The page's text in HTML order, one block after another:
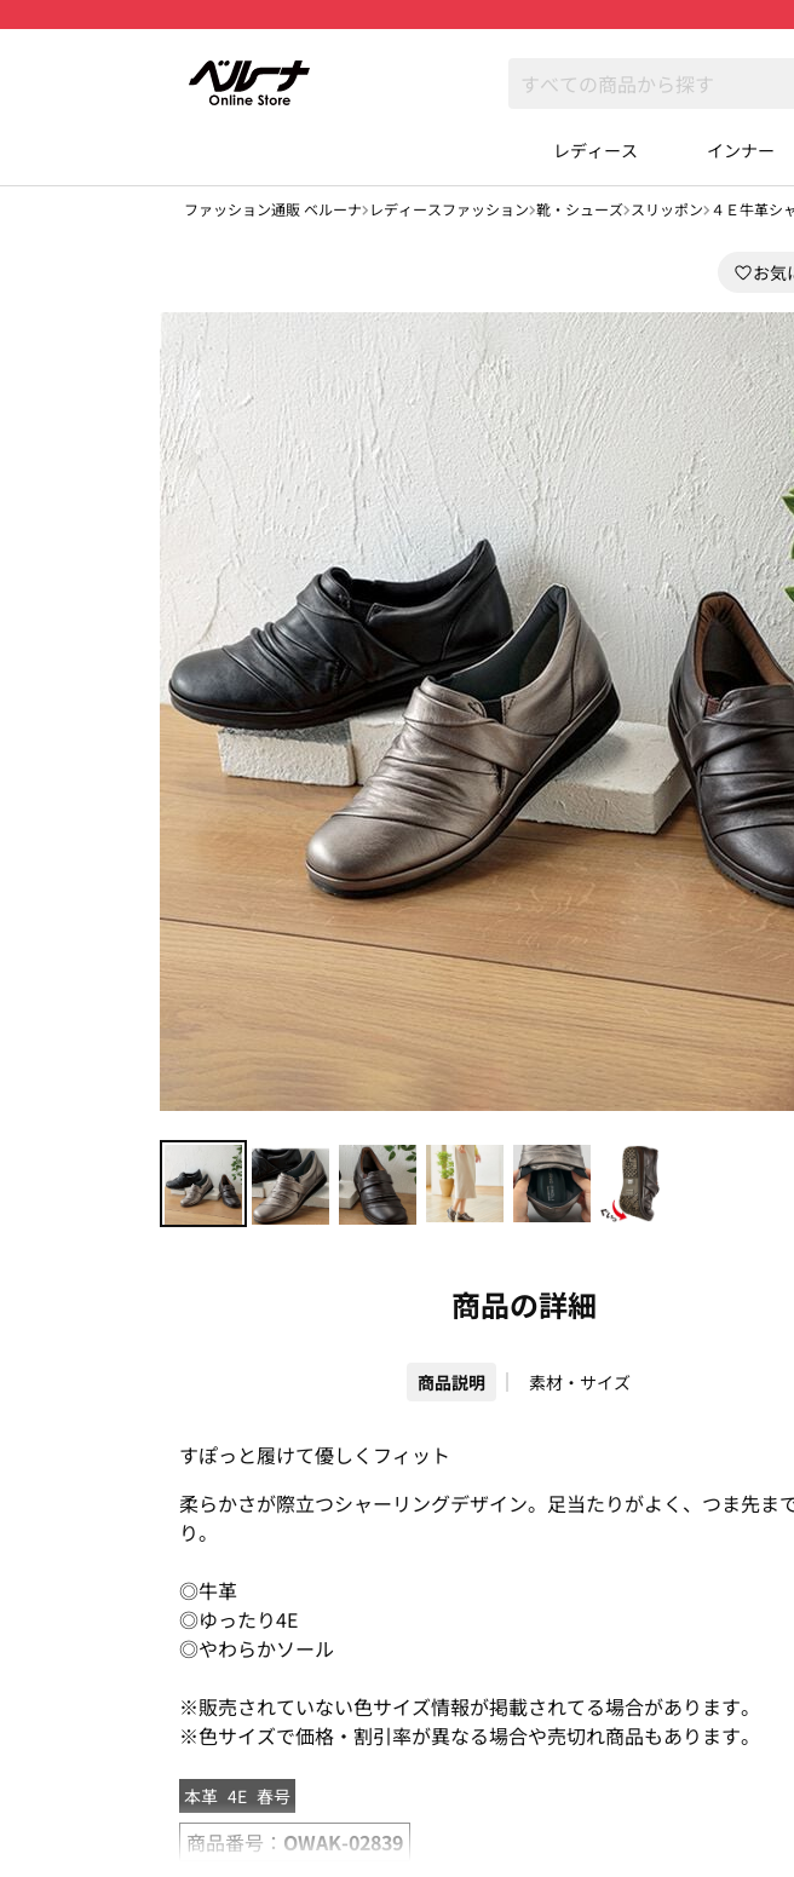
レディース インナー
ファッション通販 ベルーナ レディースファッション 靴・シューズ スリッポン ４Ｅ牛革シ
商品の詳細
商品説明 素材・サイズ
すぽっと履けて優しくフィット
柔らかさが際立つシャーリングデザイン。足当たりがよく、つま先ま
り。
◎牛革
◎ゆったり4E
◎やわらかソール
※販売されていない色サイズ情報が掲載されてる場合があります。
※色サイズで価格・割引率が異なる場合や売切れ商品もあります。
本革 4E 春号
商品番号： OWAK-02839